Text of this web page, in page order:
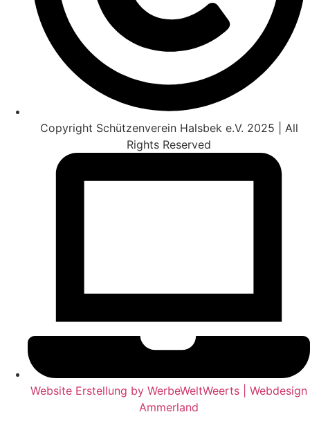
Copyright Schützenverein Halsbek e.V. 2025 | All
Rights Reserved
Website Erstellung by WerbeWeltWeerts | Webdesign
Ammerland